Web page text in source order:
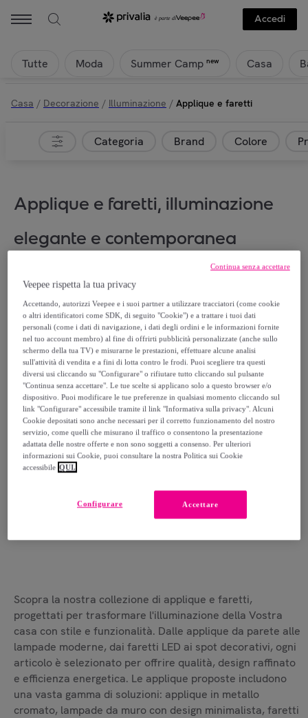
Accedi
Tutte Moda Summer Camp new Casa
Casa / Decorazione / Illuminazione / Applique e faretti
Categoria Brand Colore
Applique e faretti, illuminazione
elegante e contemporanea
40 articoli
Vuoi vedere altro?
Qualunque siano i tuoi desideri, su Privalia ce n'è per tutti i
gusti. Brand fino al -70% sfilano davanti ai tuoi occhi,
l'ispirazione arriva navigando, approfittane
Scopra la nostra collezione di applique e faretti,
progettati per trasformare l'illuminazione della Vostra
casa con stile e funzionalità. Dalle applique da parete alle
lampade moderne, dai faretti LED ai spot decorativi, ogni
articolo è selezionato per offrire qualità, design raffinato
e efficienza energetica. Le applique proposte includono
una vasta gamma di soluzioni: applique in metallo
cromato, lampade da muro con design minimalista, faretti
Veepee rispetta la tua privacy
Accettando, autorizzi Veepee e i suoi partner a utilizzare tracciatori (come cookie
o altri identificatori come SDK, di seguito "Cookie") e a trattare i tuoi dati
personali (come i dati di navigazione, i dati degli ordini e le informazioni fornite
nel tuo account membro) al fine di offrirti pubblicità personalizzate (anche sullo
schermo della tua TV) e misurarne le prestazioni, effettuare alcune analisi
sull'attività di vendita e a fini di lotta contro le frodi. Puoi scegliere tra questi
diversi usi cliccando su "Configurare" o rifiutare tutto cliccando sul pulsante
"Continua senza accettare". Le tue scelte si applicano solo a questo browser e/o
dispositivo. Puoi modificare le tue preferenze in qualsiasi momento cliccando sul
link "Configurare" accessibile tramite il link "Informativa sulla privacy". Alcuni
Cookie depositati sono anche necessari per il corretto funzionamento del nostro
servizio, come quelli che misurano il traffico o consentono la presentazione
adattata delle nostre offerte e non sono soggetti a consenso. Per ulteriori
informazioni sui Cookie, puoi consultare la nostra Politica sui Cookie
accessibile QUI.
Accettare
Configurare
Continua senza accettare